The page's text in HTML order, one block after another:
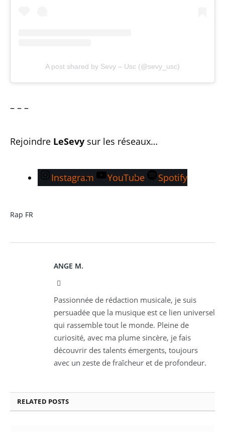
A post shared by Sevy – Usc (@sevy_usc)
– – –
Rejoindre LeSevy sur les réseaux…
Instagram YouTube Spotify
Rap FR
ANGE M.
Passionnée de rédaction musicale, je suis
persuadée que la musique est ce lien universel
qui rassemble tout le monde. Pleine de
curiosité, avec ma plume sincère, je fais
découvrir des talents émergents, toujours
avec un zeste de fraîcheur et de profondeur.
RELATED POSTS